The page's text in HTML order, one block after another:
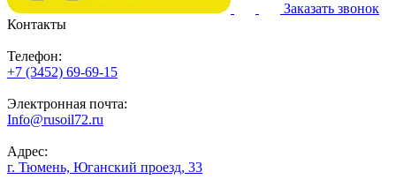
Заказать звонок
Контакты
Телефон:
+7 (3452) 69-69-15
Электронная почта:
Info@rusoil72.ru
Адрес:
г. Тюмень, Юганский проезд, 33